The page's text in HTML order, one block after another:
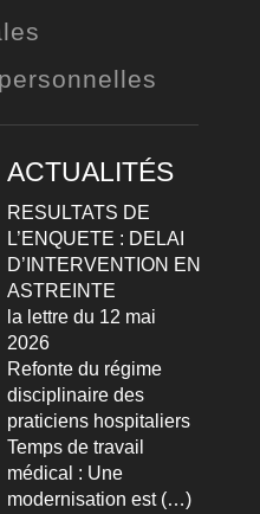
ACTUALITÉS
RESULTATS DE
L’ENQUETE : DELAI
D’INTERVENTION EN
ASTREINTE
la lettre du 12 mai
2026
Refonte du régime
disciplinaire des
praticiens hospitaliers
Temps de travail
médical : Une
modernisation est (…)